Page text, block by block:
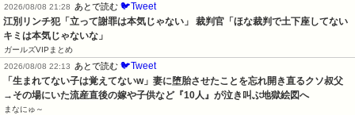
2026/08/08 21:28 あとで読む 🐦Tweet
江別リンチ犯「立って謝罪は本気じゃない」 裁判官「ほな裁判で土下座してない
キミは本気じゃないな」
ガールズVIPまとめ
2026/08/08 22:13 あとで読む 🐦Tweet
「生まれてない子は覚えてないw」妻に堕胎させたことを忘れ開き直るクソ叔父
→その場にいた流産直後の嫁や子供など『10人』が泣き叫ぶ地獄絵図へ
まなにゅ～